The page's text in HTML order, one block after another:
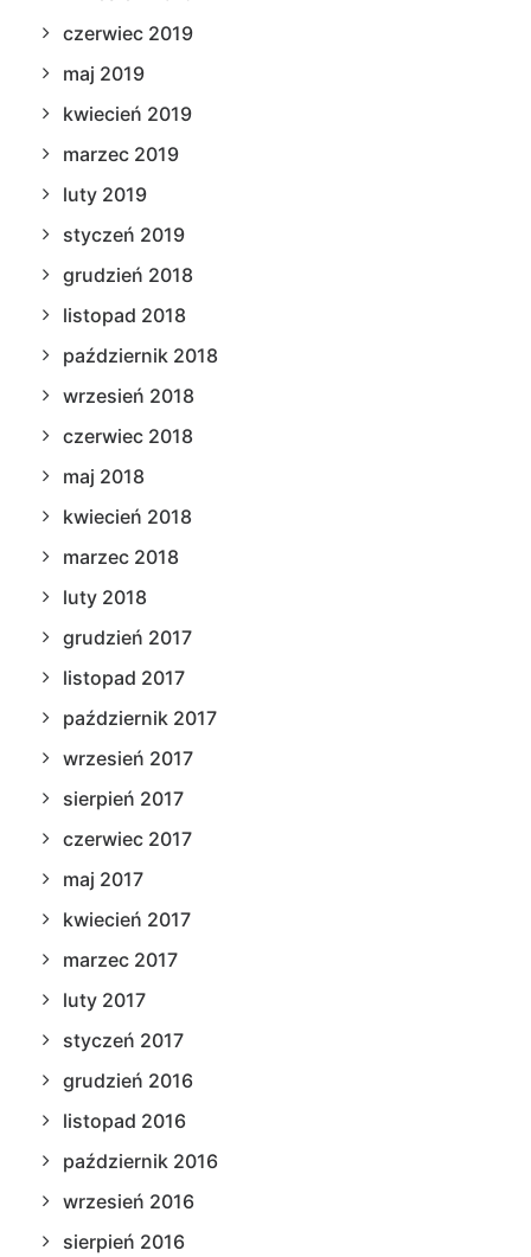
czerwiec 2019
maj 2019
kwiecień 2019
marzec 2019
luty 2019
styczeń 2019
grudzień 2018
listopad 2018
październik 2018
wrzesień 2018
czerwiec 2018
maj 2018
kwiecień 2018
marzec 2018
luty 2018
grudzień 2017
listopad 2017
październik 2017
wrzesień 2017
sierpień 2017
czerwiec 2017
maj 2017
kwiecień 2017
marzec 2017
luty 2017
styczeń 2017
grudzień 2016
listopad 2016
październik 2016
wrzesień 2016
sierpień 2016